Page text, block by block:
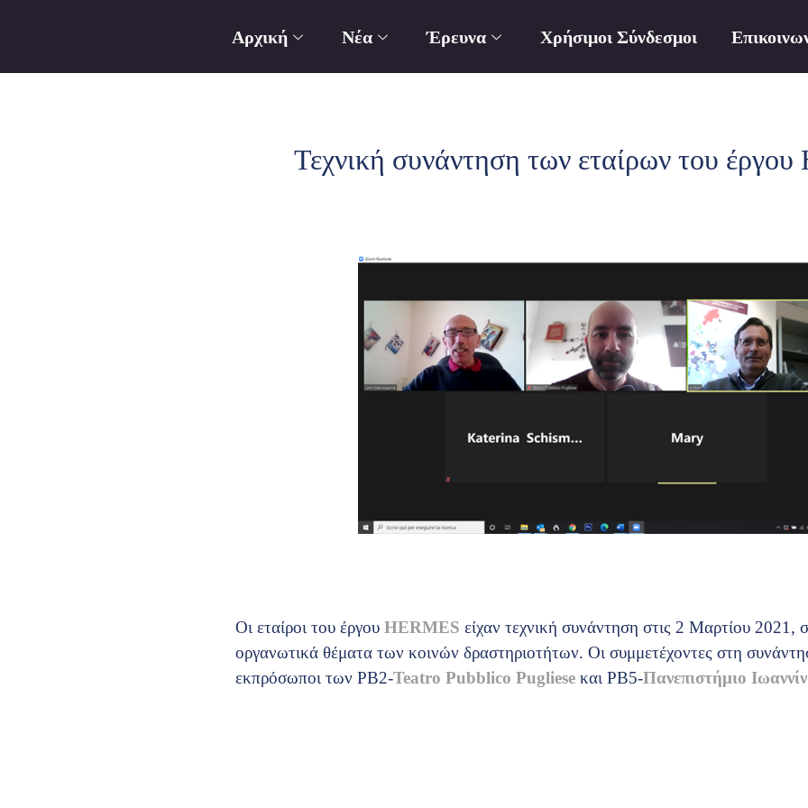
Αρχική Νέα Έρευνα Χρήσιμοι Σύνδεσμοι
Τεχνική συνάντηση των εταίρων του
Οι εταίροι του έργου HERMES είχαν τεχνική συνάντηση στις 2 Μαρτίου 2021,
οργανωτικά θέματα των κοινών δραστηριοτήτων. Οι συμμετέχοντες στη
εκπρόσωποι των PB2-Teatro Pubblico Pugliese και PB5-Πανεπιστήμιο